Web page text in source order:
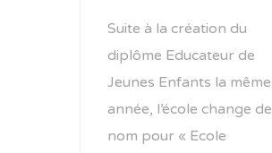
Suite à la création du
diplôme Educateur de
Jeunes Enfants la même
année, l’école change de
nom pour « Ecole